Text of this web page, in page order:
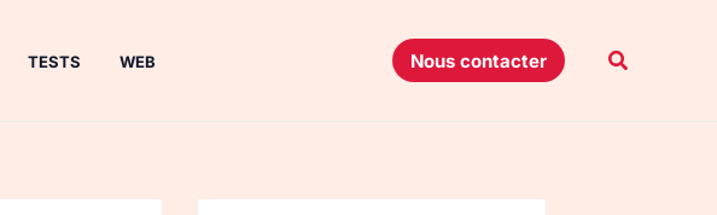
TESTS WEB Nous contacter